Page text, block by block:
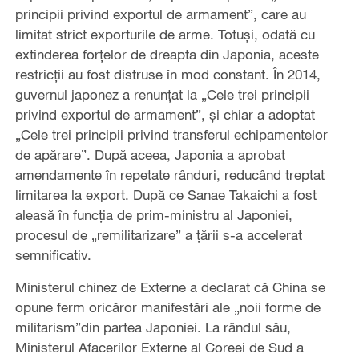
principii privind exportul de armament”, care au
limitat strict exporturile de arme. Totuși, odată cu
extinderea forțelor de dreapta din Japonia, aceste
restricții au fost distruse în mod constant. În 2014,
guvernul japonez a renunțat la „Cele trei principii
privind exportul de armament”, și chiar a adoptat
„Cele trei principii privind transferul echipamentelor
de apărare”. După aceea, Japonia a aprobat
amendamente în repetate rânduri, reducând treptat
limitarea la export. După ce Sanae Takaichi a fost
aleasă în funcția de prim-ministru al Japoniei,
procesul de „remilitarizare” a țării s-a accelerat
semnificativ.
Ministerul chinez de Externe a declarat că China se
opune ferm oricăror manifestări ale „noii forme de
militarism”din partea Japoniei. La rândul său,
Ministerul Afacerilor Externe al Coreei de Sud a